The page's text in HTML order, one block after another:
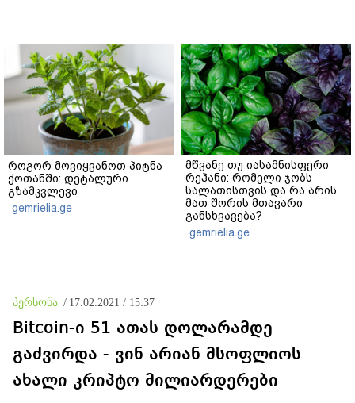
როგორ მოვიყვანოთ პიტნა
ქოთანში: დეტალური
გზამკვლევი
gemrielia.ge
მწვანე თუ იასამნისფერი
რეჰანი: რომელი ჯობს
სალათისთვის და რა არის
მათ შორის მთავარი
განსხვავება?
gemrielia.ge
პერსონა / 17.02.2021 / 15:37
Bitcoin-ი 51 ათას დოლარამდე
გაძვირდა - ვინ არიან მსოფლიოს
ახალი კრიპტო მილიარდერები